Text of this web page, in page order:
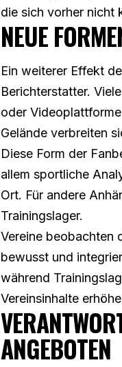
die sich vorher nicht
NEUE
Ein weiterer Effekt
Berichterstatter.
oder
Gelände verbreiten
Diese Form der
allem sportliche
Ort. Für andere
Trainingslager.
Vereine beobachten
bewusst und
während
Vereinsinhalte
ANGEBOTEN